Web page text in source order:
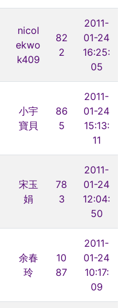
nicol
ekwo
k409
82
2
2011-
01-24
16:25:
05
小宇
寶貝
86
5
2011-
01-24
15:13:
11
宋玉
娟
78
3
2011-
01-24
12:04:
50
余春
玲
10
87
2011-
01-24
10:17:
09